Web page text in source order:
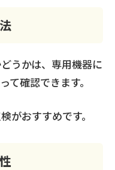
うかは、専用機器に
て確認できます。
がおすすめです。